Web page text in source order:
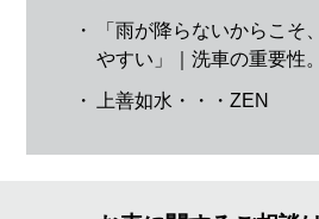
・
「雨が降らないからこそ
やすい」｜洗車の重要性。
・ 上善如水・・・ZEN